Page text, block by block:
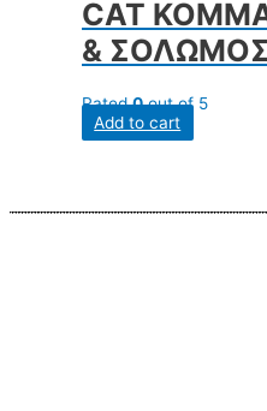
CAT
&
Rated0out of 5
Add to cart